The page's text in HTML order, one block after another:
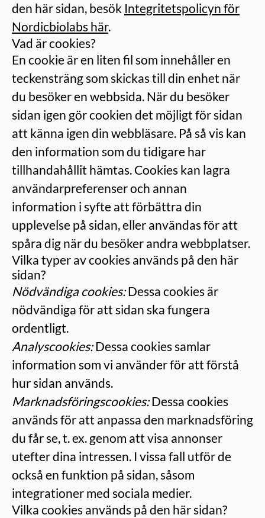
den här sidan, besök Integritetspolicyn för
Nordicbiolabs här.
Vad är cookies?
En cookie är en liten fil som innehåller en
teckensträng som skickas till din enhet när
du besöker en webbsida. När du besöker
sidan igen gör cookien det möjligt för sidan
att känna igen din webbläsare. På så vis kan
den information som du tidigare har
tillhandahållit hämtas. Cookies kan lagra
användarpreferenser och annan
information i syfte att förbättra din
upplevelse på sidan, eller användas för att
spåra dig när du besöker andra webbplatser.
Vilka typer av cookies används på den här
sidan?
Nödvändiga cookies:Dessa cookies är
nödvändiga för att sidan ska fungera
ordentligt.
Analyscookies:Dessa cookies samlar
information som vi använder för att förstå
hur sidan används.
Marknadsföringscookies:Dessa cookies
används för att anpassa den marknadsföring
du får se, t. ex. genom att visa annonser
utefter dina intressen. I vissa fall utför de
också en funktion på sidan, såsom
integrationer med sociala medier.
Vilka cookies används på den här sidan?